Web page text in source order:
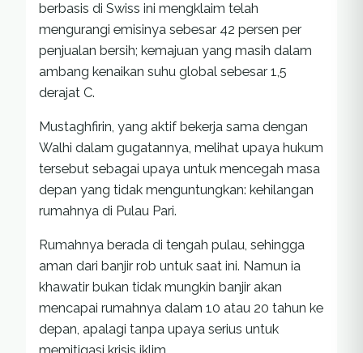
berbasis di Swiss ini mengklaim telah
mengurangi emisinya sebesar 42 persen per
penjualan bersih; kemajuan yang masih dalam
ambang kenaikan suhu global sebesar 1,5
derajat C.
Mustaghfirin, yang aktif bekerja sama dengan
Walhi dalam gugatannya, melihat upaya hukum
tersebut sebagai upaya untuk mencegah masa
depan yang tidak menguntungkan: kehilangan
rumahnya di Pulau Pari.
Rumahnya berada di tengah pulau, sehingga
aman dari banjir rob untuk saat ini. Namun ia
khawatir bukan tidak mungkin banjir akan
mencapai rumahnya dalam 10 atau 20 tahun ke
depan, apalagi tanpa upaya serius untuk